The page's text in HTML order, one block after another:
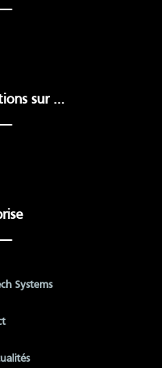
sur …
Systems